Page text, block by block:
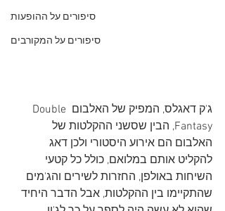
סיפורים על ההופעות
סיפורים על המקורבים
ג'ק דאגלס, המפיק של האלבום Double
Fantasy, הבין שסשני ההקלטות של
האלבום הם אירוע היסטורי ולכן דאג
להקליט אותם במלואם, כולל כל קטעי
השיחות באולפן, החזרות לשירים והג'מים
שהתקיימו בין ההקלטות, אבל הדבר היחיד